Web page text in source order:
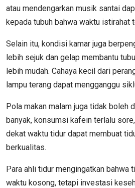
atau mendengarkan musik santai
kepada tubuh bahwa waktu istirahat
Selain itu, kondisi kamar juga
lebih sejuk dan gelap membantu
lebih mudah. Cahaya kecil dari
lampu terang dapat mengganggu
Pola makan malam juga tidak boleh
banyak, konsumsi kafein terlalu
dekat waktu tidur dapat membuat
berkualitas.
Para ahli tidur mengingatkan bahwa
waktu kosong, tetapi investasi